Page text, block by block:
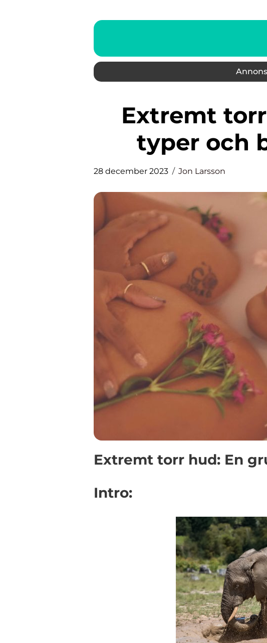
Extremt torr hud: Orsaker,
typer och
28 december 2023 Jon Larsson
Extremt torr hud: En
Intro: